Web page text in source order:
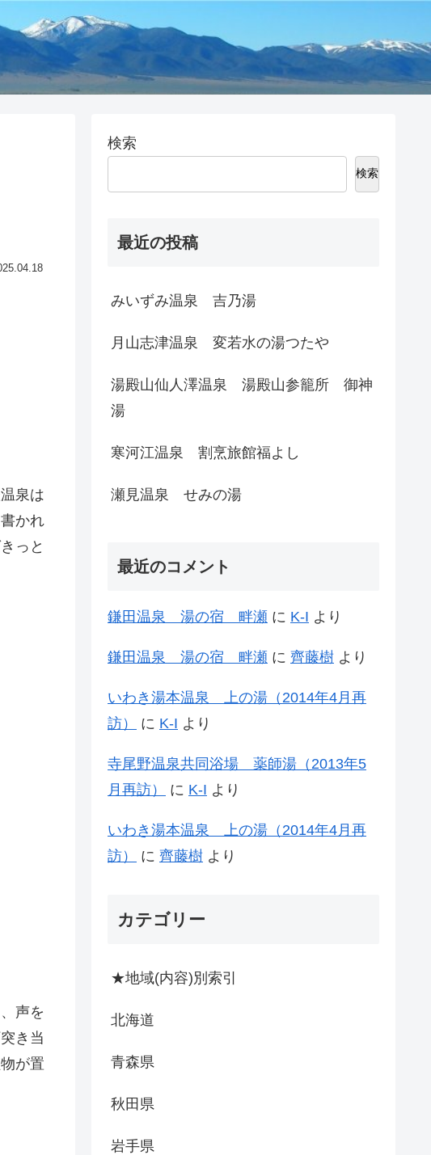
泉は
かれ
っと
声を
き当
が置
検索
検索
最近の投稿
みいずみ温泉 吉乃湯
月山志津温泉 変若水の湯つたや
湯殿山仙人澤温泉 湯殿山参籠所 御神
湯
寒河江温泉 割烹旅館福よし
瀬見温泉 せみの湯
最近のコメント
鎌田温泉 湯の宿 畔瀬 に K-I より
鎌田温泉 湯の宿 畔瀬 に 齊藤樹 より
いわき湯本温泉 上の湯（2014年4月再
訪）
に K-I より
寺尾野温泉共同浴場 薬師湯（2013年5
月再訪）
に K-I より
いわき湯本温泉 上の湯（2014年4月再
訪）
に 齊藤樹 より
カテゴリー
★地域(内容)別索引
北海道
青森県
秋田県
岩手県